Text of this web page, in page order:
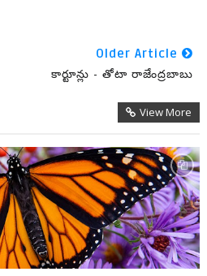
Older Article
కార్టూన్లు - తోటా రాజేంద్రబాబు
View More